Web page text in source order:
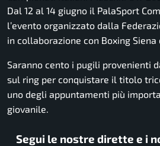
Dal 12 al 14 giugno il PalaSport
l’evento organizzato dalla
in collaborazione con Boxing Siena
Saranno cento i pugili provenienti
sul ring per conquistare il titolo
uno degli appuntamenti più
giovanile.
Segui le nostre dirette e i